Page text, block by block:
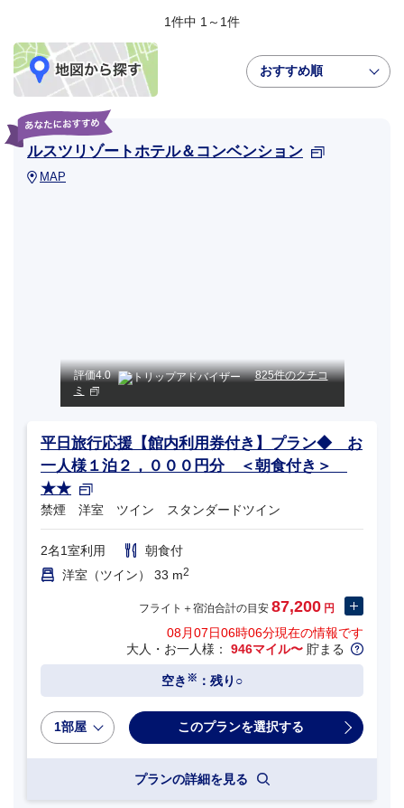
1件中 1～1件
おすすめ順
ルスツリゾートホテル＆コンベンション
MAP
評価4.0
825件のクチコ
ミ
平日旅行応援【館内利用券付き】プラン◆ お
一人様１泊２，０００円分 ＜朝食付き＞
★★
禁煙 洋室 ツイン スタンダードツイン
2名1室利用
朝食付
洋室（ツイン） 33 m2
フライト＋宿泊合計の目安 87,200 円
08月07日06時06分現在の情報です
大人・お一人様： 946マイル〜 貯まる
空き ※ ：残り○
1部屋
プランの詳細を見る